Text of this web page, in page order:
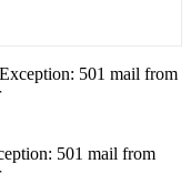
501 mail from
501 mail from